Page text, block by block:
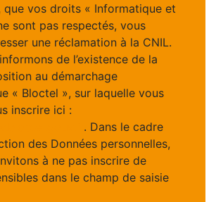
que vos droits « Informatique et
sont pas respectés, vous
une réclamation à la CNIL.
de l’existence de la
au démarchage
« Bloctel », sur laquelle vous
inscrire ici :
. Dans le cadre
des Données personnelles,
à ne pas inscrire de
dans le champ de saisie